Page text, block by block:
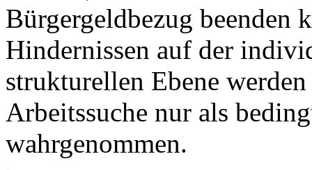
Bürgergeldbezug beenden
Hindernissen auf der
strukturellen Ebene
Arbeitssuche nur als
wahrgenommen.